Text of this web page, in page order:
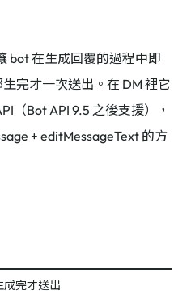
bot 在生成回覆的過程中即
完才一次送出。在 DM 裡它
（Bot API 9.5 之後支援），
+ editMessageText 的方
成完才送出